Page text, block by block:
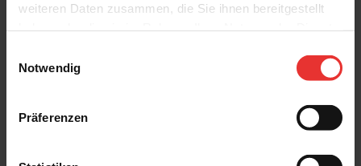
weiteren Daten zusammen, die Sie ihnen bereitgestellt
Notwendig
Präferenzen
Cavira